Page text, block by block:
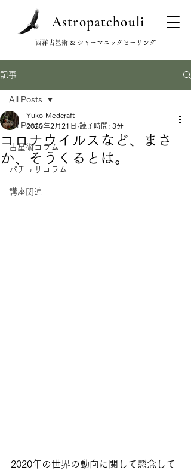
Astropatchouli
西洋占星術 & シャーマニックヒーリング
記事
All Posts
占星術コラム
パチュリコラム
講座関連
All Posts
コロナウイルスなど、まさ
か、そうくるとは。
Yuko Medcraft
2020年2月21日 読了時間: 3分
2020年の世界の動向に関して懸念して